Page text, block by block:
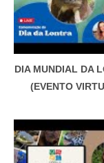
DIA MUNDIAL DA
(EVENTO